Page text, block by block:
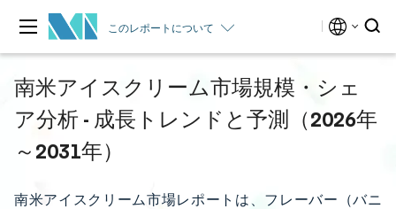
このレポートについて
南米アイスクリーム市場規模・シェ
ア分析 - 成長トレンドと予測（2026年
～2031年）
南米アイスクリーム市場レポートは、フレーバー（バニ